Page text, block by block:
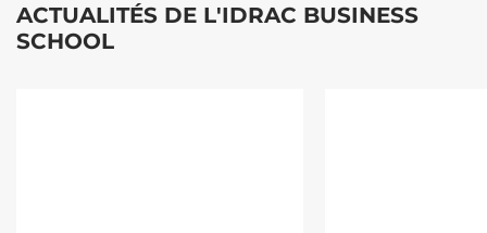
ACTUALITÉS DE L'IDRAC BUSINESS
SCHOOL